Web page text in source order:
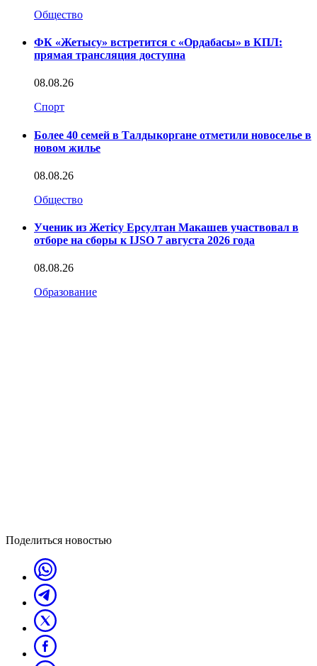
Общество
ФК «Жетысу» встретится с «Ордабасы» в КПЛ:
прямая трансляция доступна
08.08.26
Спорт
Более 40 семей в Талдыкоргане отметили новоселье в
новом жилье
08.08.26
Общество
Ученик из Жетісу Ерсултан Макашев участвовал в
отборе на сборы к IJSO 7 августа 2026 года
08.08.26
Образование
Поделиться новостью